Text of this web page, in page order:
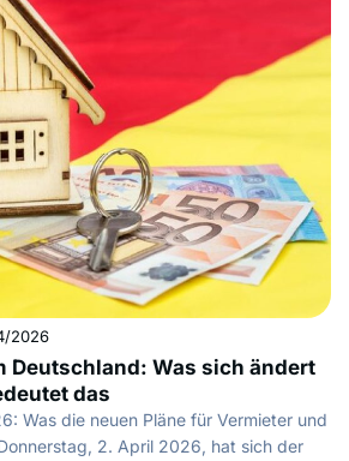
2026
Deutschland: Was sich ändert
das
Was die neuen Pläne für Vermieter und
2. April 2026, hat sich der